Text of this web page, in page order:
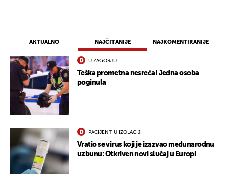
AKTUALNO NAJČITANIJE NAJKOMENTIRANIJE
U ZAGORJU
Teška prometna nesreća! Jedna osoba
poginula
PACIJENT U IZOLACIJI
Vratio se virus koji je izazvao međunarodnu
uzbunu: Otkriven novi slučaj u Europi